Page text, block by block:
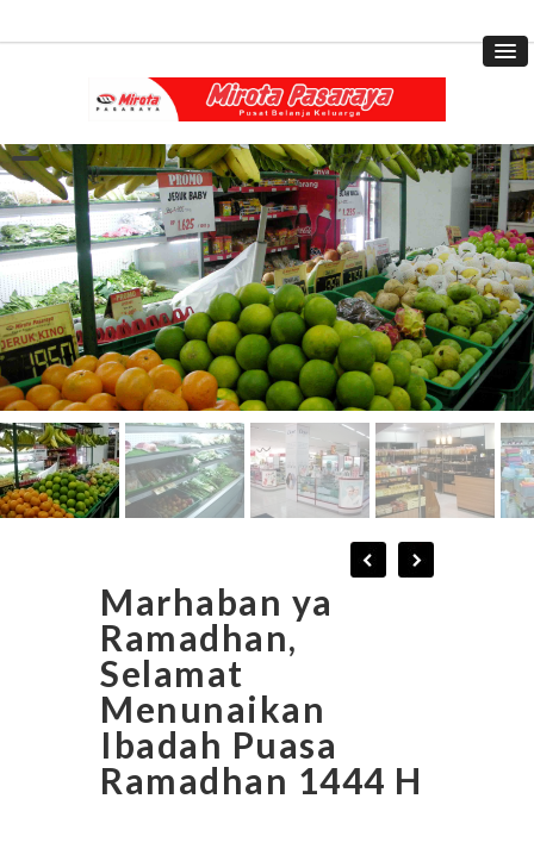
Marhaban ya
Ramadhan,
Selamat
Menunaikan
Ibadah Puasa
Ramadhan 1444 H